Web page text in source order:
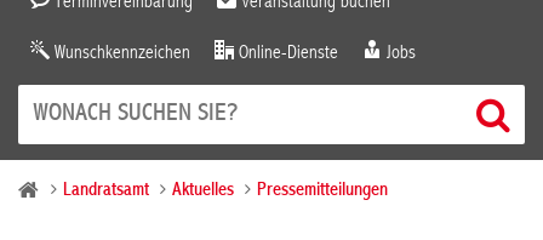
Wunschkennzeichen Online-Dienste Jobs
Landratsamt Aktuelles Pressemitteilungen